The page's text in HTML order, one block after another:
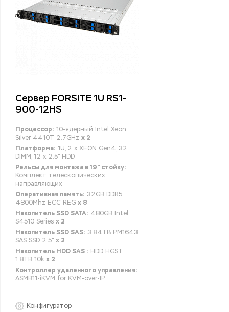
Сервер FORSITE 1U RS1-
900-12HS
Процессор: 10-ядерный Intel Xeon
Silver 4410T 2.7GHz x 2
Платформа: 1U, 2 x XEON Gen4, 32
DIMM, 12 x 2.5" HDD
Рельсы для монтажа в 19" стойку:
Комплект телескопических
направляющих
Оперативная память: 32GB DDR5
4800Mhz ECC REG x 8
Накопитель SSD SATA: 480GB Intel
S4510 Series x 2
Накопитель SSD SAS: 3.84TB PM1643
SAS SSD 2.5" x 2
Накопитель HDD SAS : HDD HGST
1.8TB 10k x 2
Контроллер удаленного управления:
ASMB11-iKVM for KVM-over-IP
Конфигуратор